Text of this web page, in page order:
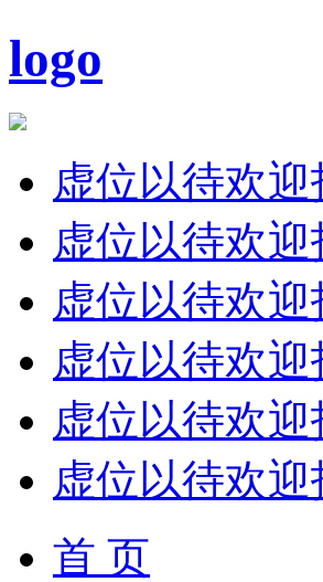
logo
虚位以待欢迎
虚位以待欢迎
虚位以待欢迎
虚位以待欢迎
虚位以待欢迎
虚位以待欢迎
首 页